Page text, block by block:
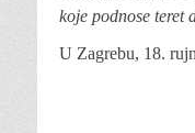
koje podnose teret
U Zagrebu, 18.